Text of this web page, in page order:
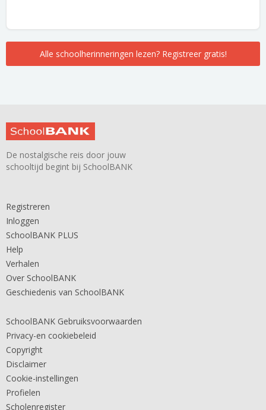
Alle schoolherinneringen lezen? Registreer gratis!
De nostalgische reis door jouw
schooltijd begint bij SchoolBANK
Registreren
Inloggen
SchoolBANK PLUS
Help
Verhalen
Over SchoolBANK
Geschiedenis van SchoolBANK
SchoolBANK Gebruiksvoorwaarden
Privacy-en cookiebeleid
Copyright
Disclaimer
Cookie-instellingen
Profielen
Scholenregister